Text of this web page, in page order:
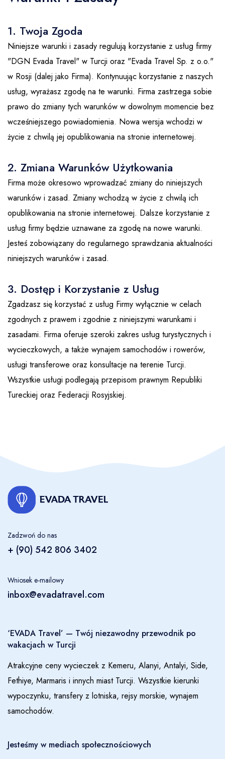
1. Twoja Zgoda
Niniejsze warunki i zasady regulują korzystanie z usług firmy
"DGN Evada Travel" w Turcji oraz "Evada Travel Sp. z o.o."
w Rosji (dalej jako Firma). Kontynuując korzystanie z naszych
usług, wyrażasz zgodę na te warunki. Firma zastrzega sobie
prawo do zmiany tych warunków w dowolnym momencie bez
wcześniejszego powiadomienia. Nowa wersja wchodzi w
życie z chwilą jej opublikowania na stronie internetowej.
2. Zmiana Warunków Użytkowania
Firma może okresowo wprowadzać zmiany do niniejszych
warunków i zasad. Zmiany wchodzą w życie z chwilą ich
opublikowania na stronie internetowej. Dalsze korzystanie z
usług firmy będzie uznawane za zgodę na nowe warunki.
Jesteś zobowiązany do regularnego sprawdzania aktualności
niniejszych warunków i zasad.
3. Dostęp i Korzystanie z Usług
Zgadzasz się korzystać z usług Firmy wyłącznie w celach
zgodnych z prawem i zgodnie z niniejszymi warunkami i
zasadami. Firma oferuje szeroki zakres usług turystycznych i
wycieczkowych, a także wynajem samochodów i rowerów,
usługi transferowe oraz konsultacje na terenie Turcji.
Wszystkie usługi podlegają przepisom prawnym Republiki
Tureckiej oraz Federacji Rosyjskiej.
Zadzwoń do nas
+ (90) 542 806 3402
Wniosek e-mailowy
inbox@evadatravel.com
‘EVADA Travel’ — Twój niezawodny przewodnik po
wakacjach w Turcji
Atrakcyjne ceny wycieczek z Kemeru, Alanyi, Antalyi, Side,
Fethiye, Marmaris i innych miast Turcji. Wszystkie kierunki
wypoczynku, transfery z lotniska, rejsy morskie, wynajem
samochodów.
Jesteśmy w mediach społecznościowych
др.
Отправить заявку
Data podróży
turyści
2Dorosły -1Dziecko
Dorosły
Dziecko
0 - 17 лет
Twoje imię
E-Mail